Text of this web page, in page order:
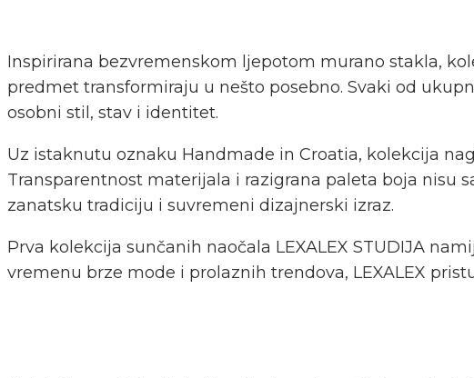
Inspirirana bezvremenskom ljepotom murano stakla,
predmet transformiraju u nešto posebno. Svaki od
osobni stil, stav i identitet.
Uz istaknutu oznaku Handmade in Croatia, kolekcija
Transparentnost materijala i razigrana paleta boja nisu
zanatsku tradiciju i suvremeni dizajnerski izraz.
Prva kolekcija sunčanih naočala LEXALEX STUDIJA
vremenu brze mode i prolaznih trendova, LEXALEX